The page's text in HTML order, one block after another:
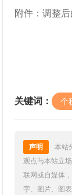
附件：调整
关键词： 个
声明
本站
观点与本站立
联网或自媒体
字、图片、图